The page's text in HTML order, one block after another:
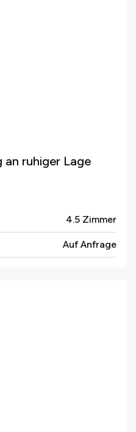
an ruhiger Lage
4.5 Zimmer
Auf Anfrage